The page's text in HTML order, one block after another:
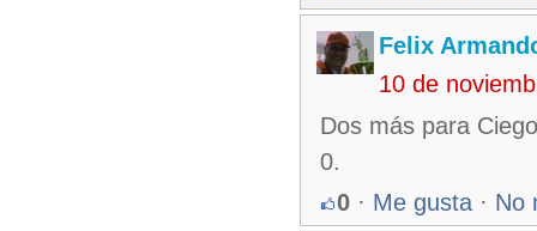
Felix
10 de
Dos más para
0.
0 · Me gusta · No